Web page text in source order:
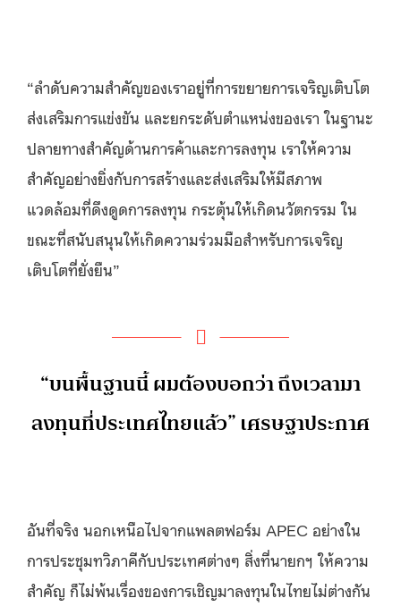
“ลำดับความสำคัญของเราอยู่ที่การขยายการเจริญเติบโต
ส่งเสริมการแข่งขัน และยกระดับตำแหน่งของเรา ในฐานะ
ปลายทางสำคัญด้านการค้าและการลงทุน เราให้ความ
สำคัญอย่างยิ่งกับการสร้างและส่งเสริมให้มีสภาพ
แวดล้อมที่ดึงดูดการลงทุน กระตุ้นให้เกิดนวัตกรรม ใน
ขณะที่สนับสนุนให้เกิดความร่วมมือสำหรับการเจริญ
เติบโตที่ยั่งยืน”
“บนพื้นฐานนี้ ผมต้องบอกว่า ถึงเวลามา
ลงทุนที่ประเทศไทยแล้ว” เศรษฐาประกาศ
อันที่จริง นอกเหนือไปจากแพลตฟอร์ม APEC อย่างใน
การประชุมทวิภาคีกับประเทศต่างๆ สิ่งที่นายกฯ ให้ความ
สำคัญ ก็ไม่พ้นเรื่องของการเชิญมาลงทุนในไทยไม่ต่างกัน